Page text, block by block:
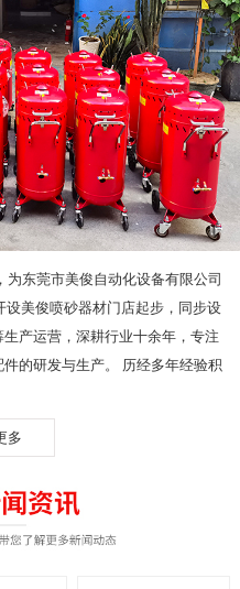
东莞市美俊自动化设备有限公司
美俊喷砂器材门店起步，同步设
产运营，深耕行业十余年，专注
的研发与生产。 历经多年经验积
多